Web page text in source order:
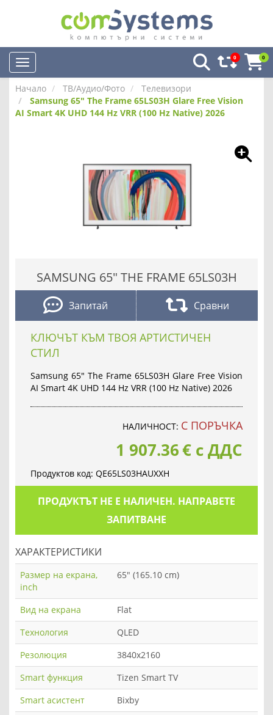
0 0
Начало ТВ/Аудио/Фото
Телевизори
Samsung 65" The Frame 65LS03H Glare Free Vision
AI Smart 4K UHD 144 Hz VRR (100 Hz Native) 2026
SAMSUNG 65" THE FRAME 65LS03H
Запитай Сравни
КЛЮЧЪТ КЪМ ТВОЯ АРТИСТИЧЕН
СТИЛ
Samsung 65" The Frame 65LS03H Glare Free Vision
AI Smart 4K UHD 144 Hz VRR (100 Hz Native) 2026
НАЛИЧНОСТ: С ПОРЪЧКА
1 907.36€ с ДДС
Продуктов код: QE65LS03HAUXXH
ПРОДУКТЪТ НЕ Е НАЛИЧЕН. НАПРАВЕТЕ
ЗАПИТВАНЕ
ХАРАКТЕРИСТИКИ
Размер на екрана,
inch
65" (165.10 cm)
Вид на екрана
Flat
Технология
QLED
Резолюция
3840x2160
Smart функция
Tizen Smart TV
Smart асистент
Bixby